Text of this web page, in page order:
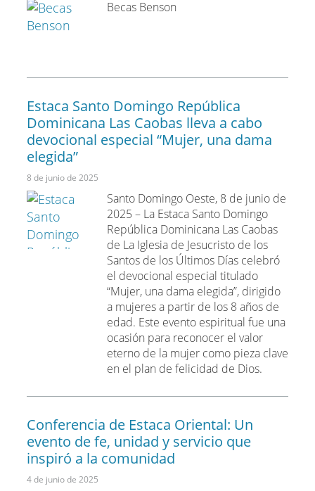
Becas Benson
Estaca Santo Domingo República
Dominicana Las Caobas lleva a cabo
devocional especial “Mujer, una dama
elegida”
8 de junio de 2025
Santo Domingo Oeste, 8 de junio de
2025 – La Estaca Santo Domingo
República Dominicana Las Caobas
de La Iglesia de Jesucristo de los
Santos de los Últimos Días celebró
el devocional especial titulado
“Mujer, una dama elegida”, dirigido
a mujeres a partir de los 8 años de
edad. Este evento espiritual fue una
ocasión para reconocer el valor
eterno de la mujer como pieza clave
en el plan de felicidad de Dios.
Conferencia de Estaca Oriental: Un
evento de fe, unidad y servicio que
inspiró a la comunidad
4 de junio de 2025